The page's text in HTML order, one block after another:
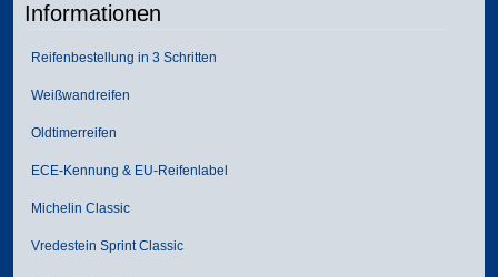
Informationen
Reifenbestellung in 3 Schritten
Weißwandreifen
Oldtimerreifen
ECE-Kennung & EU-Reifenlabel
Michelin Classic
Vredestein Sprint Classic